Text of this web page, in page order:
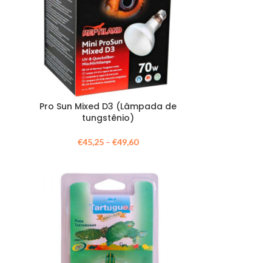
Pro Sun Mixed D3 (Lâmpada de
tungstênio)
€45,25 –€49,60